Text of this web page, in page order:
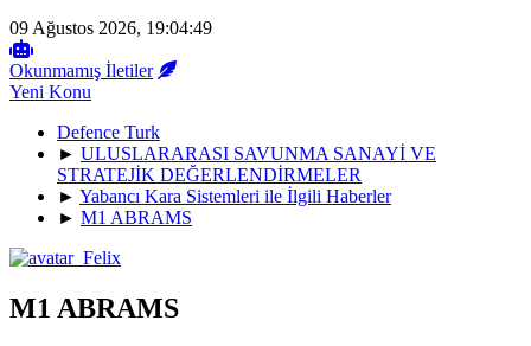
09 Ağustos 2026, 19:04:49
Okunmamış İletiler
Yeni Konu
Defence Turk
► ULUSLARARASI SAVUNMA SANAYİ VE
STRATEJİK DEĞERLENDİRMELER
► Yabancı Kara Sistemleri ile İlgili Haberler
► M1 ABRAMS
M1 ABRAMS